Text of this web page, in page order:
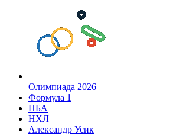
Олимпиада 2026
Формула 1
НБА
НХЛ
Александр Усик